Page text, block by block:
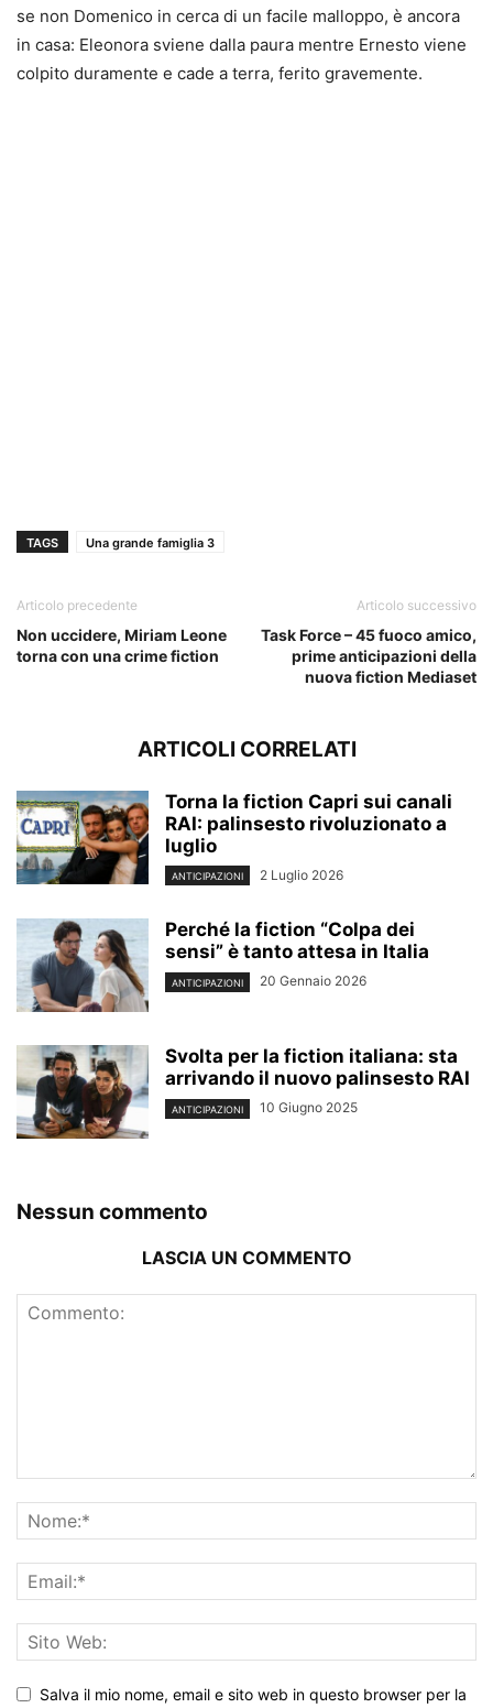
se non Domenico in cerca di un facile malloppo, è ancora
in casa: Eleonora sviene dalla paura mentre Ernesto viene
colpito duramente e cade a terra, ferito gravemente.
TAGS Una grande famiglia 3
Articolo precedente
Non uccidere, Miriam Leone
torna con una crime fiction
Articolo successivo
Task Force – 45 fuoco amico,
prime anticipazioni della
nuova fiction Mediaset
ARTICOLI CORRELATI
Torna la fiction Capri sui canali
RAI: palinsesto rivoluzionato a
luglio
ANTICIPAZIONI 2 Luglio 2026
Perché la fiction “Colpa dei
sensi” è tanto attesa in Italia
ANTICIPAZIONI 20 Gennaio 2026
Svolta per la fiction italiana: sta
arrivando il nuovo palinsesto RAI
ANTICIPAZIONI 10 Giugno 2025
Nessun commento
LASCIA UN COMMENTO
Salva il mio nome, email e sito web in questo browser per la